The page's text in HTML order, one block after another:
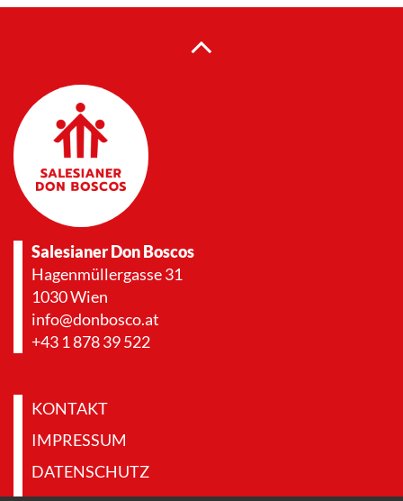
Salesianer Don Boscos
Hagenmüllergasse 31
1030 Wien
info@donbosco.at
+43 1 878 39 522
KONTAKT
IMPRESSUM
DATENSCHUTZ